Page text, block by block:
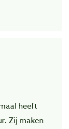
heeft
Zij maken